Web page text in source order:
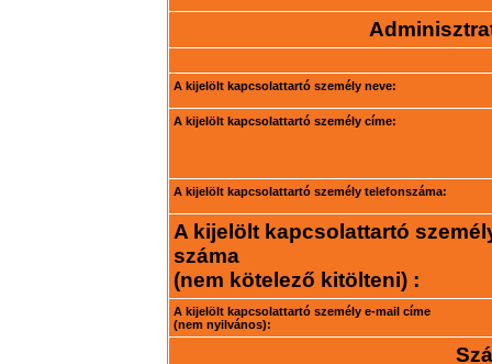
A kijelölt kapcsolattartó személy neve:
A kijelölt kapcsolattartó személy címe:
A kijelölt kapcsolattartó személy telefonszáma:
A kijelölt kapcsolattartó
száma
(nem kötelező kitölteni) :
A kijelölt kapcsolattartó személy e-mail címe
(nem nyilvános):